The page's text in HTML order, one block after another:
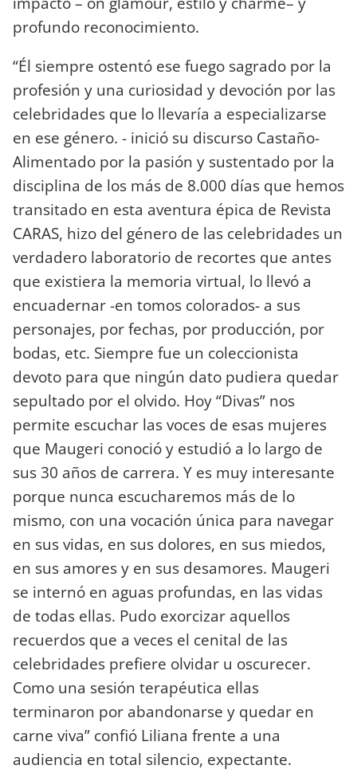
profundo reconocimiento.
“Él siempre ostentó ese fuego sagrado por la
profesión y una curiosidad y devoción por las
celebridades que lo llevaría a especializarse
en ese género. - inició su discurso Castaño-
Alimentado por la pasión y sustentado por la
disciplina de los más de 8.000 días que hemos
transitado en esta aventura épica de Revista
CARAS, hizo del género de las celebridades un
verdadero laboratorio de recortes que antes
que existiera la memoria virtual, lo llevó a
encuadernar -en tomos colorados- a sus
personajes, por fechas, por producción, por
bodas, etc. Siempre fue un coleccionista
devoto para que ningún dato pudiera quedar
sepultado por el olvido. Hoy “Divas” nos
permite escuchar las voces de esas mujeres
que Maugeri conoció y estudió a lo largo de
sus 30 años de carrera. Y es muy interesante
porque nunca escucharemos más de lo
mismo, con una vocación única para navegar
en sus vidas, en sus dolores, en sus miedos,
en sus amores y en sus desamores. Maugeri
se internó en aguas profundas, en las vidas
de todas ellas. Pudo exorcizar aquellos
recuerdos que a veces el cenital de las
celebridades prefiere olvidar u oscurecer.
Como una sesión terapéutica ellas
terminaron por abandonarse y quedar en
carne viva” confió Liliana frente a una
audiencia en total silencio, expectante.